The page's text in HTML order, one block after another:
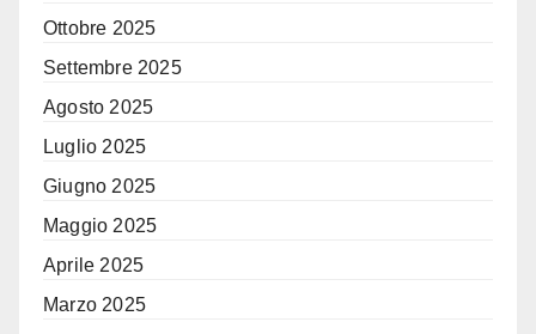
Ottobre 2025
Settembre 2025
Agosto 2025
Luglio 2025
Giugno 2025
Maggio 2025
Aprile 2025
Marzo 2025